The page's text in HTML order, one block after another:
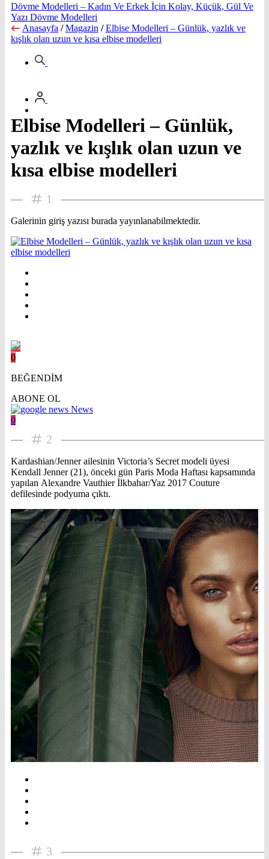
Dövme Modelleri – Kadın Ve Erkek İçin Kolay, Küçük, Gül Ve
Yazı Dövme Modelleri
Anasayfa / Magazin / Elbise Modelleri – Günlük, yazlık ve
kışlık olan uzun ve kısa elbise modelleri
Elbise Modelleri – Günlük,
yazlık ve kışlık olan uzun ve
kısa elbise modelleri
1
Galerinin giriş yazısı burada yayınlanabilmektedir.
0
BEĞENDİM
ABONE OL
News
0
2
Kardashian/Jenner ailesinin Victoria’s Secret modeli üyesi
Kendall Jenner (21), önceki gün Paris Moda Haftası kapsamında
yapılan Alexandre Vauthier İlkbahar/Yaz 2017 Couture
defilesinde podyuma çıktı.
3